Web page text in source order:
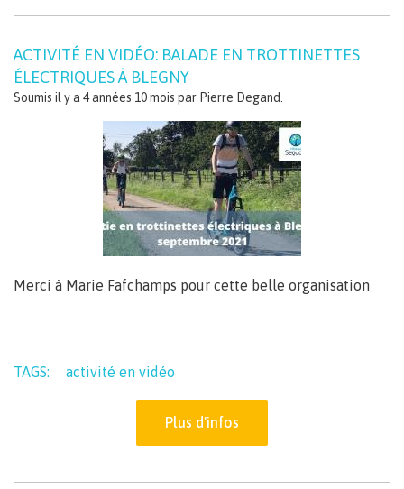
ACTIVITÉ EN VIDÉO: BALADE EN TROTTINETTES
ÉLECTRIQUES À BLEGNY
Soumis il y a 4 années 10 mois par Pierre Degand
Merci à Marie Fafchamps pour cette belle organisation
TAGS: activité en vidéo
Plus d'infos